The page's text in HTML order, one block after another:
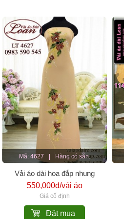
Mã: 4627 Hàng có sẵn.
Vải áo dài hoa đắp nhung
550,000đ/vải áo
Giá cố định
Đặt mua